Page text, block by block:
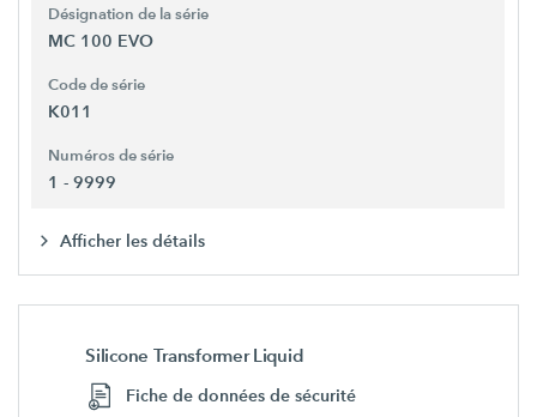
Désignation de la série
MC 100 EVO
Code de série
K011
Numéros de série
1 - 9999
Afficher les détails
Silicone Transformer Liquid
Fiche de données de sécurité